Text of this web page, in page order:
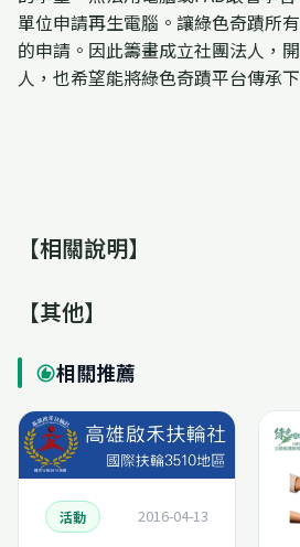
單位申請再生電腦。讓綠色奇蹟所
的申請。因此籌畫成立社團法人，
人，也希望能將綠色奇蹟平台傳承
【相關說明】
【其他】
recommend相關推薦
活動 2016-04-13